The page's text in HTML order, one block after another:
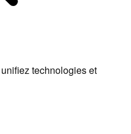
technologies et